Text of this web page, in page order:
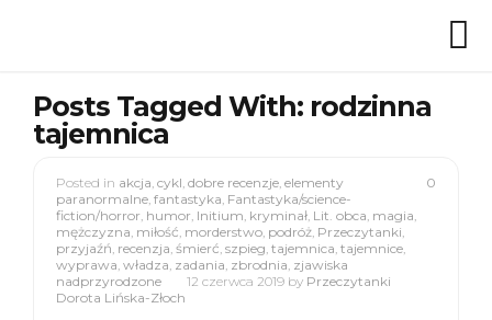
Posts Tagged With: rodzinna
tajemnica
0
Posted in akcja, cykl, dobre recenzje, elementy
paranormalne, fantastyka, Fantastyka/science-
fiction/horror, humor, Initium, kryminał, Lit. obca, magia,
mężczyzna, miłość, morderstwo, podróż, Przeczytanki,
przyjaźń, recenzja, śmierć, szpieg, tajemnica, tajemnice,
wyprawa, władza, zadania, zbrodnia, zjawiska
nadprzyrodzone
12 czerwca 2019 by Przeczytanki
Dorota Lińska-Złoch